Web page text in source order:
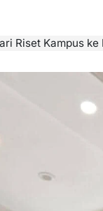
Riset Kampus ke